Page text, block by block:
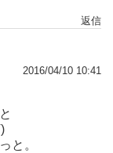
返信
2016/04/10 10:41
と。